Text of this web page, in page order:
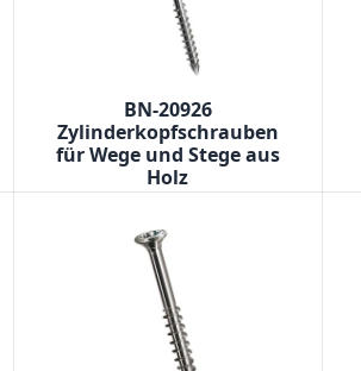
BN-20926
Zylinderkopfschrauben
für Wege und Stege aus
Holz